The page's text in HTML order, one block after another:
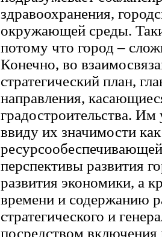
здравоохранения,
окружающей среды.
потому что город –
Конечно, во
стратегический план,
направления,
градостроительства. Им
ввиду их значимости
перспективы развития
развития экономики, а
времени и содержанию
стратегического и
посредством включения